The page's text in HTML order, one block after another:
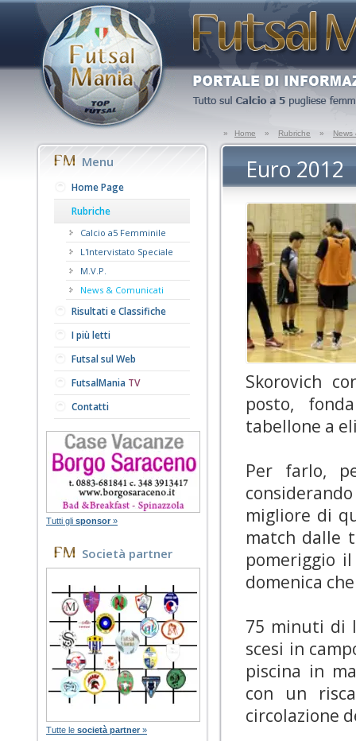
» Home » Rubriche » News
Menu
Home Page
Rubriche
Calcio a5 Femminile
L'Intervistato Speciale
M.V.P.
News & Comunicati
Risultati e Classifiche
I più letti
Futsal sul Web
FutsalMania TV
Contatti
Tutti gli sponsor »
Società partner
Tutte le società partner »
Euro 2012
Skorovich
posto,
tabellone a
Per farlo,
migliore di
match dalle
pomeriggio
domenica
75 minuti di
scesi in
piscina in
con un
circolazione